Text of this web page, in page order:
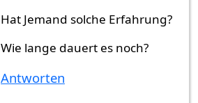
Hat Jemand solche Erfahrung?
Wie lange dauert es noch?
Antworten